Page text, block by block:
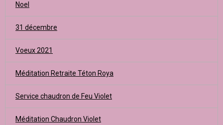
Noel
31 décembre
Voeux 2021
Méditation Retraite Téton Roya
Service chaudron de Feu Violet
Méditation Chaudron Violet